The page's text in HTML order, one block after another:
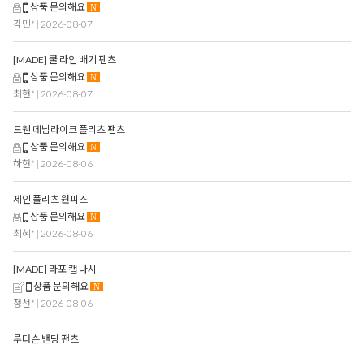
상품 문의해요 N
김민* | 2026-08-07
[MADE] 쿨 라인 배기 팬츠
상품 문의해요 N
최현* | 2026-08-07
드웬 데님라이크 플리츠 팬츠
상품 문의해요 N
하현* | 2026-08-06
제인 플리츠 원피스
상품 문의해요 N
최혜* | 2026-08-06
[MADE] 라포 캡 나시
상품 문의해요 N
정선* | 2026-08-06
루더슨 밴딩 팬츠